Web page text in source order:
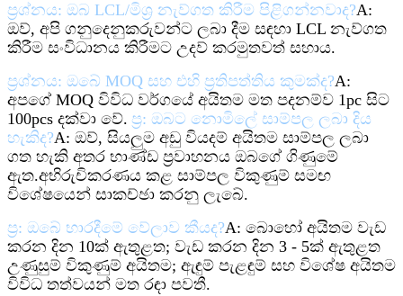
ප්‍රශ්නය: ඔබ LCL/මිශ්‍ර නැව්ගත කිරීම පිළිගන්නවාද?A:
ඔව්, අපි ගනුදෙනුකරුවන්ට ලබා දීම සඳහා LCL නැව්ගත
කිරීම සංවිධානය කිරීමට උදව් කරමුතවත් සහාය.
ප්‍රශ්නය: ඔබේ MOQ සහ එහි ප්‍රතිපත්තිය කුමක්ද?A:
අපගේ MOQ විවිධ වර්ගයේ අයිතම මත පදනම්ව 1pc සිට
100pcs දක්වා වේ. ප්‍ර: ඔබට නොමිලේ සාම්පල ලබා දිය
හැකිද?A: ඔව්, සියලුම අඩු වියදම් අයිතම සාම්පල ලබා
ගත හැකි අතර භාණ්ඩ ප්‍රවාහනය ඔබගේ ගිණුමේ
ඇත.අභිරුචිකරණය කළ සාම්පල විකුණුම් සමඟ
විශේෂයෙන් සාකච්ඡා කරනු ලැබේ.
ප්‍ර: ඔබේ භාරදීමේ වේලාව කීයද?A: බොහෝ අයිතම වැඩ
කරන දින 10ක් ඇතුළත; වැඩ කරන දින 3 - 5ක් ඇතුළත
උණුසුම් විකුණුම් අයිතම; ඇඳුම් පැළඳුම් සහ විශේෂ අයිතම
විවිධ තත්වයන් මත රඳා පවතී.